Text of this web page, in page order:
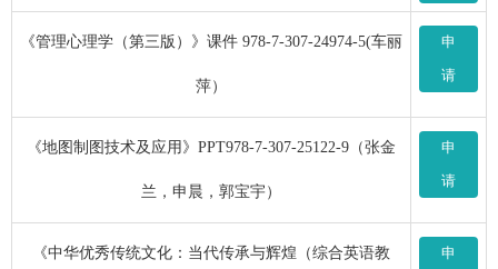
《管理心理学（第三版）》课件 978-7-307-24974-5(车丽
萍）
申
请
《地图制图技术及应用》PPT978-7-307-25122-9（张金
兰，申晨，郭宝宇）
申
请
《中华优秀传统文化：当代传承与辉煌（综合英语教
申